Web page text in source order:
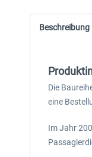
Beschreibung
Die
eine
Im Jahr